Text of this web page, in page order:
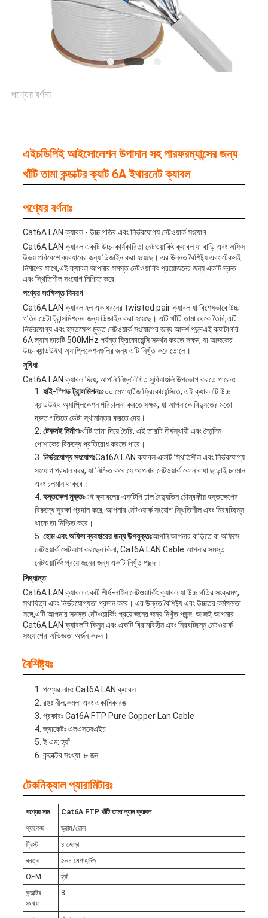
পণ্যের বর্ণনা
এইচডিপিই আইসোলেশন উপাদান সহ পারফরম্যান্সের জন্য
খাঁটি তামা কন্ডাক্টর ক্যাট 6A ইথারনেট ক্যাবল
পণ্যের বর্ণনাঃ
Cat6A LAN ক্যাবল - উচ্চ গতির এবং নির্ভরযোগ্য নেটওয়ার্ক সংযোগ
Cat6A LAN ক্যাবল একটি উচ্চ-কার্যকারিতা নেটওয়ার্কিং ক্যাবল যা বাড়ি এবং অফিস
উভয় পরিবেশে ব্যবহারের জন্য ডিজাইন করা হয়েছে। এর উন্নত বৈশিষ্ট্য এবং টেকসই
নির্মাণের সাথে,এই ক্যাবল আপনার সমস্ত নেটওয়ার্কিং প্রয়োজনের জন্য একটি দ্রুত
এবং স্থিতিশীল সংযোগ নিশ্চিত করে.
পণ্যের সংক্ষিপ্ত বিবরণ
Cat6A LAN ক্যাবল হল এক ধরনের twisted pair ক্যাবল যা বিশেষভাবে উচ্চ
গতির ডেটা ট্রান্সমিশনের জন্য ডিজাইন করা হয়েছে। এটি খাঁটি তামা থেকে তৈরি,এটি
নির্ভরযোগ্য এবং হস্তক্ষেপ মুক্ত নেটওয়ার্ক সংযোগের জন্য আদর্শ পছন্দএই ক্যাটাগরি
6A ল্যান তারটি 500MHz পর্যন্ত ফ্রিকোয়েন্সি সমর্থন করতে সক্ষম, যা আজকের
উচ্চ-ব্যান্ডউইথ অ্যাপ্লিকেশনগুলির জন্য এটি নিখুঁত করে তোলে।
সুবিধা
Cat6A LAN ক্যাবল দিয়ে, আপনি নিম্নলিখিত সুবিধাগুলি উপভোগ করতে পারেনঃ
হাই-স্পিড ট্রান্সমিশনঃ৫০০ মেগাহার্টজ ফ্রিকোয়েন্সিতে, এই ক্যাবলটি উচ্চ
ব্যান্ডউইথ অ্যাপ্লিকেশন পরিচালনা করতে সক্ষম, যা আপনাকে বিদ্যুতের মতো
দ্রুত গতিতে ডেটা স্থানান্তর করতে দেয়।
টেকসই নির্মাণঃখাঁটি তামা দিয়ে তৈরি, এই তারটি দীর্ঘস্থায়ী এবং দৈনন্দিন
পোশাকের বিরুদ্ধে প্রতিরোধ করতে পারে।
নির্ভরযোগ্য সংযোগঃCat6A LAN ক্যাবল একটি স্থিতিশীল এবং নির্ভরযোগ্য
সংযোগ প্রদান করে, যা নিশ্চিত করে যে আপনার নেটওয়ার্ক কোন বাধা ছাড়াই চলমান
এবং চলমান থাকবে।
হস্তক্ষেপ মুক্তঃএই ক্যাবলের এফটিপি ঢাল বৈদ্যুতিন চৌম্বকীয় হস্তক্ষেপের
বিরুদ্ধে সুরক্ষা প্রদান করে, আপনার নেটওয়ার্ক সংযোগ স্থিতিশীল এবং নিরবচ্ছিন্ন
থাকে তা নিশ্চিত করে।
হোম এবং অফিস ব্যবহারের জন্য উপযুক্তঃআপনি আপনার বাড়িতে বা অফিসে
নেটওয়ার্ক সেটআপ করছেন কিনা, Cat6A LAN Cable আপনার সমস্ত
নেটওয়ার্কিং প্রয়োজনের জন্য একটি নিখুঁত পছন্দ।
সিদ্ধান্ত
Cat6A LAN ক্যাবল একটি শীর্ষ-লাইন নেটওয়ার্কিং ক্যাবল যা উচ্চ গতির সংক্রমণ,
স্থায়িত্ব এবং নির্ভরযোগ্যতা প্রদান করে। এর উন্নত বৈশিষ্ট্য এবং উচ্চতর কর্মক্ষমতা
সঙ্গে,এটি আপনার সমস্ত নেটওয়ার্কিং প্রয়োজনের জন্য নিখুঁত পছন্দ. আজই আপনার
Cat6A LAN ক্যাবলটি কিনুন এবং একটি বিরামবিহীন এবং নিরবচ্ছিন্ন নেটওয়ার্ক
সংযোগের অভিজ্ঞতা অর্জন করুন।
বৈশিষ্ট্যঃ
পণ্যের নামঃ Cat6A LAN ক্যাবল
রঙঃ নীল,কমলা এবং একাধিক রঙ
প্রকারঃ Cat6A FTP Pure Copper Lan Cable
জ্যাকেটঃ এলএসজেএইচ
ই এম: হ্যাঁ
কন্ডাক্টর সংখ্যা: ৮ জন
টেকনিক্যাল প্যারামিটারঃ
পণ্যের নাম
Cat6A FTP খাঁটি তামা ল্যান ক্যাবল
প্যাকেজ
ড্রাম/রোল
ট্রিস্ট
৪ জোড়া
ঘনত্ব
৫০০ মেগাহার্টজ
OEM
হ্যাঁ
কন্ডাক্টর
সংখ্যা
8